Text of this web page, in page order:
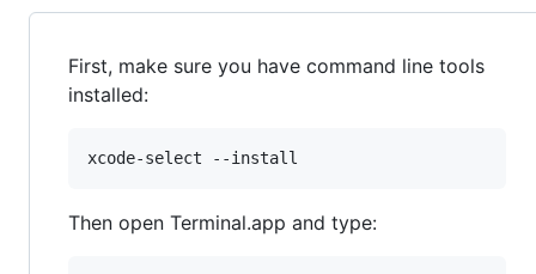
First, make sure you have command line tools
installed:
xcode-select --install
Then open Terminal.app and type: